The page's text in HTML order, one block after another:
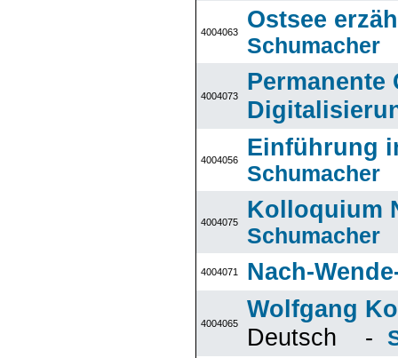
4004063 Ostsee
Schumacher
4004073
Permanente
4004056 Einführung
Schumacher
4004075 Kolloquium
Schumacher
4004071 Nach-
4004065
Wolfgang
Deutsch -